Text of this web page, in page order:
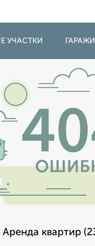
УЧАСТКИ
Аренда квартир